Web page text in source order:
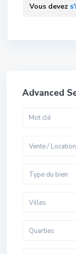
Vous devez
Advanced
Vente / Location
Type du bien
Villes
Quarties